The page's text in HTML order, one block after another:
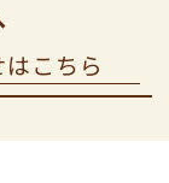
こちら